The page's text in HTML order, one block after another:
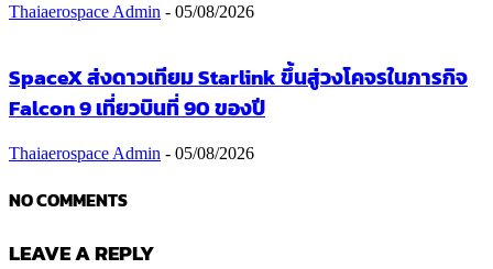
Thaiaerospace Admin - 05/08/2026
SpaceX ส่งดาวเทียม Starlink ขึ้นสู่วงโคจรในภารกิจ
Falcon 9 เที่ยวบินที่ 90 ของปี
Thaiaerospace Admin - 05/08/2026
NO COMMENTS
LEAVE A REPLY